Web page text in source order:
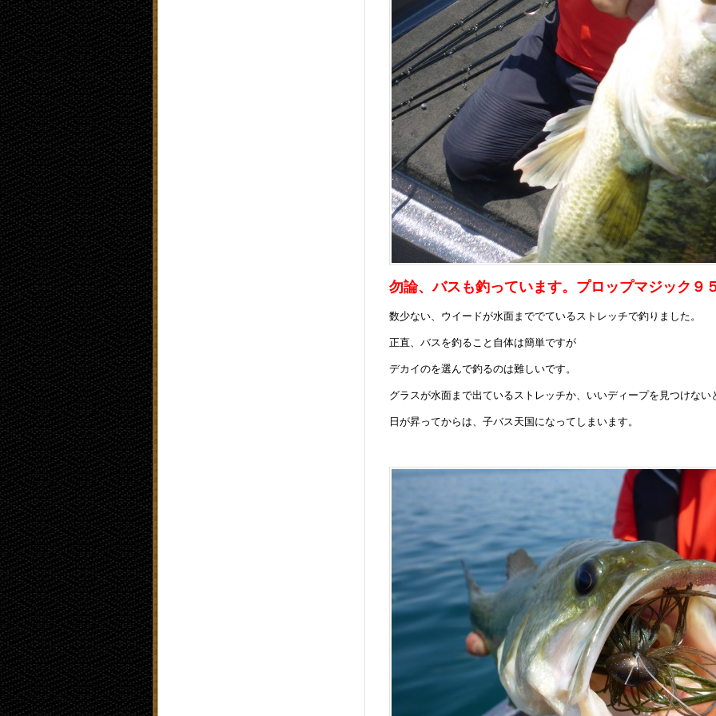
勿論、バスも釣っています。プロップマジック９
数少ない、ウイードが水面まででているストレッチで釣りました。
正直、バスを釣ること自体は簡単ですが
デカイのを選んで釣るのは難しいです。
グラスが水面まで出ているストレッチか、いいディープを見つけない
日が昇ってからは、子バス天国になってしまいます。